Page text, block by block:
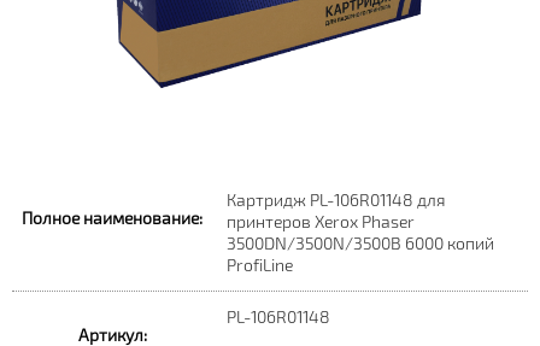
Полное наименование:
Картридж PL-106R01148 для
принтеров Xerox Phaser
3500DN/3500N/3500B 6000 копий
ProfiLine
Артикул:
PL-106R01148